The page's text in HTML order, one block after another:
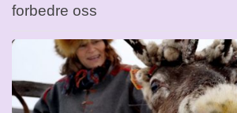
forbedre oss